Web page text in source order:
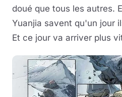
doué que tous les autres.
Yuanjia savent qu'un jour
Et ce jour va arriver plus